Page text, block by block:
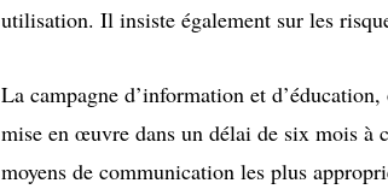
utilisation. Il insiste également sur les
La campagne d’information et
mise en œuvre dans un délai de six mois
moyens de communication les plus